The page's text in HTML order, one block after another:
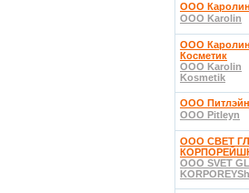
ООО Каролин
OOO Karolin
ООО Каролин
Косметик
OOO Karolin
Kosmetik
ООО Питлэйн
OOO Pitleyn
ООО СВЕТ
OOO SVET